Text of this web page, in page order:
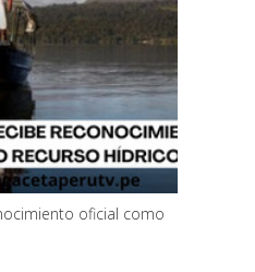
oficial como